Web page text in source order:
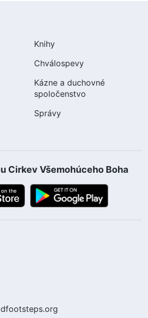
Knihy
Chválospevy
Kázne a duchovné
spoločenstvo
Správy
Cirkev Všemohúceho Boha